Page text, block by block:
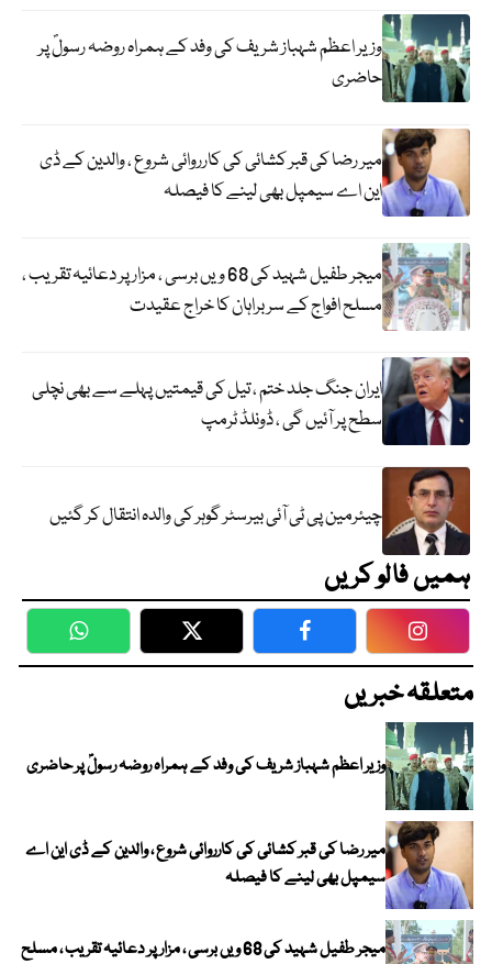
وزیر اعظم شہباز شریف کی وفد کے ہمراہ روضہ رسولؐ پر
حاضری
میر رضا کی قبر کشائی کی کارروائی شروع ، والدین کے ڈی
این اے سیمپل بھی لینے کا فیصلہ
میجر طفیل شہید کی 68 ویں برسی ، مزار پر دعائیہ تقریب ،
مسلح افواج کے سربراہان کا خراج عقیدت
ایران جنگ جلد ختم ، تیل کی قیمتیں پہلے سے بھی نچلی
سطح پر آئیں گی ، ڈونلڈ ٹرمپ
چیئرمین پی ٹی آئی بیرسٹر گوہر کی والدہ انتقال کر گئیں
ہمیں فالو کریں
WhatsApp Twitter Facebook
متعلقہ خبریں
وزیر اعظم شہباز شریف کی وفد کے ہمراہ روضہ رسولؐ پر حاضری
میر رضا کی قبر کشائی کی کارروائی شروع ، والدین کے ڈی این اے
سیمپل بھی لینے کا فیصلہ
میجر طفیل شہید کی 68 ویں برسی ، مزار پر دعائیہ تقریب ، مسلح